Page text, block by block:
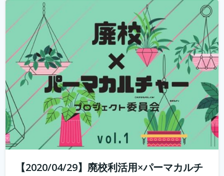
【2020/04/29】廃校利活用×パーマカルチ
山と田んぼに囲まれた奥丹波で大行列のカフェ・ベーカリ
ーを営む市島製パン研究所のオーナー、三澤さんを講師に
招いて、こんなときだからこそ、コロナに負けない、強固
なビジネスモデルの作り方のヒント教えてもらういます。
何を学べるか？ 市島製パン研究...続きを読む